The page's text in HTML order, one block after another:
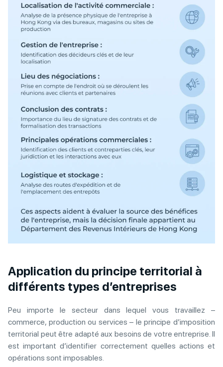
Application du principe territorial à
différents types d’entreprises
Peu importe le secteur dans lequel vous travaillez –
commerce, production ou services – le principe d’imposition
territorial peut être adapté aux besoins de votre entreprise. Il
est important d’identifier correctement quelles actions et
opérations sont imposables.